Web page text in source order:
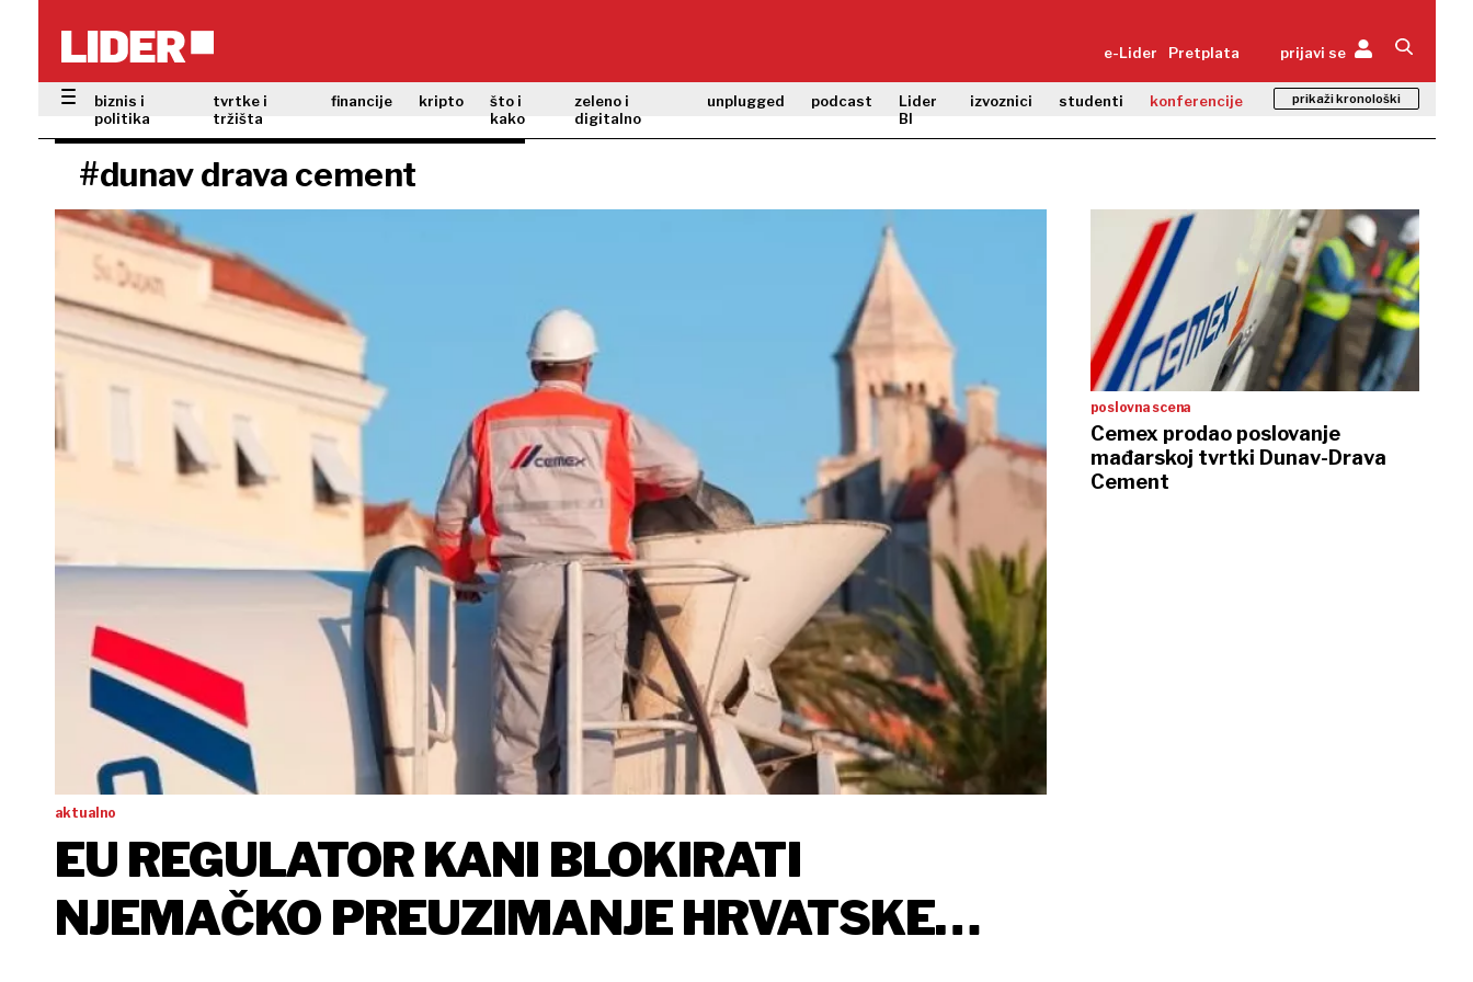
e-Lider Pretplata prijavi se
biznis i
politika
tvrtke i
tržišta
financije kripto
što i
kako
zeleno i
digitalno
unplugged podcast
Lider
BI
izvoznici studenti konferencije prikaži kronološki
#dunav drava cement
aktualno
EU REGULATOR KANI BLOKIRATI
NJEMAČKO PREUZIMANJE HRVATSKE
poslovna scena
Cemex prodao poslovanje
mađarskoj tvrtki Dunav-Drava
Cement